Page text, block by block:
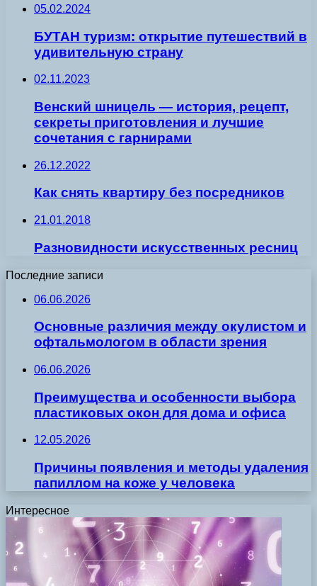
05.02.2024
БУТАН туризм: открытие путешествий в
удивительную страну
02.11.2023
Венский шницель — история, рецепт,
секреты приготовления и лучшие
сочетания с гарнирами
26.12.2022
Как снять квартиру без посредников
21.01.2018
Разновидности искусственных ресниц
Последние записи
06.06.2026
Основные различия между окулистом и
офтальмологом в области зрения
06.06.2026
Преимущества и особенности выбора
пластиковых окон для дома и офиса
12.05.2026
Причины появления и методы удаления
папиллом на коже у человека
Интересное